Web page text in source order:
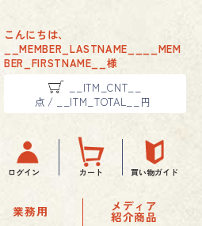
こんにちは、
__MEMBER_LASTNAME__
__MEM
BER_FIRSTNAME__ 様
__ITM_CNT__
点 / __ITM_TOTAL__ 円
ログイン カート 買い物ガイド
業務用 メディア
紹介商品